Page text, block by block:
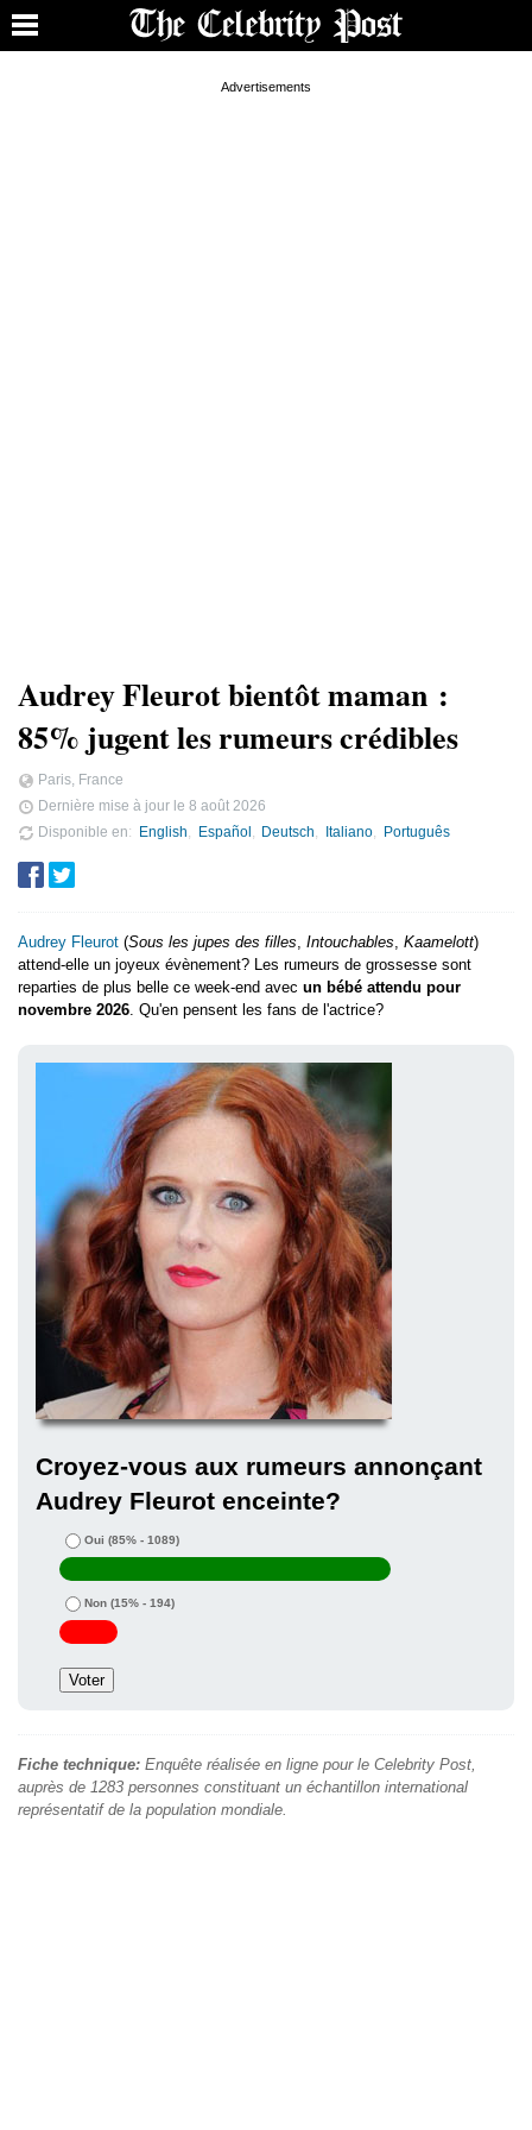
Audrey Fleurot bientôt maman :
85% jugent les rumeurs crédibles
Paris, France
Dernière mise à jour le 8 août 2026
Disponible en
English Español Deutsch Italiano Português
Audrey Fleurot (Sous les jupes des filles, Intouchables, Kaamelott)
attend-elle un joyeux évènement? Les rumeurs de grossesse sont
reparties de plus belle ce week-end avec un bébé attendu pour
novembre 2026. Qu'en pensent les fans de l'actrice?
Croyez-vous aux rumeurs annonçant
Audrey Fleurot enceinte?
Oui (85% - 1089)
Non (15% - 194)
Fiche technique: Enquête réalisée en ligne pour le Celebrity Post,
auprès de 1283 personnes constituant un échantillon international
représentatif de la population mondiale.